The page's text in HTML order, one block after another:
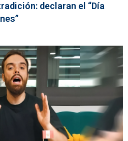
declaran el “Día